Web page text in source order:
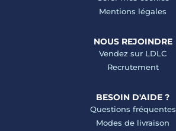
Mentions légales
NOUS REJOINDRE
Vendez sur LDLC
Recrutement
BESOIN D'AIDE ?
Questions fréquentes
Modes de livraison